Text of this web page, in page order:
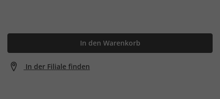
In den Warenkorb
In der Filiale finden